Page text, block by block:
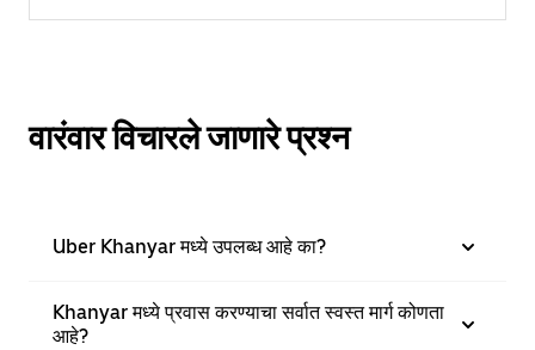
वारंवार विचारले जाणारे प्रश्न
Uber Khanyar मध्ये उपलब्ध आहे का?
Khanyar मध्ये प्रवास करण्याचा सर्वात स्वस्त मार्ग कोणता
आहे?